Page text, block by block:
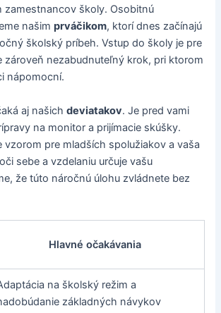
zamestnancov školy. Osobitnú
našimprváčikom, ktorí dnes začínajú
školský príbeh. Vstup do školy je pre
zároveň nezabudnuteľný krok, pri ktorom
nápomocní.
aj našichdeviatakov. Je pred vami
na monitor a prijímacie skúšky.
vzorom pre mladších spolužiakov a vaša
sebe a vzdelaniu určuje vašu
že túto náročnú úlohu zvládnete bez
Hlavné očakávania
na školský režim a
základných návykov